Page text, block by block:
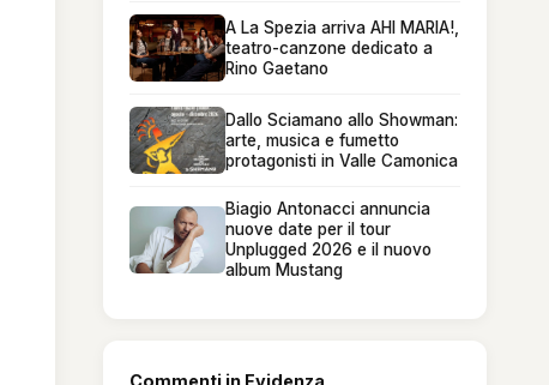
A La Spezia arriva AHI MARIA!,
teatro-canzone dedicato a
Rino Gaetano
Dallo Sciamano allo Showman:
arte, musica e fumetto
protagonisti in Valle Camonica
Biagio Antonacci annuncia
nuove date per il tour
Unplugged 2026 e il nuovo
album Mustang
Commenti in Evidenza